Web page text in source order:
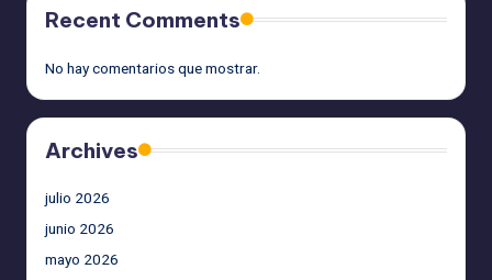
Recent Comments
No hay comentarios que mostrar.
Archives
julio 2026
junio 2026
mayo 2026